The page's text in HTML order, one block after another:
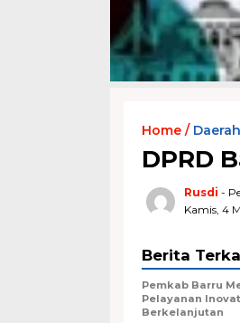
Home / Daerah
DPRD
Rusdi -
Kamis, 4
Berita
Pemkab Barru
Pelayanan
Berkelanjutan